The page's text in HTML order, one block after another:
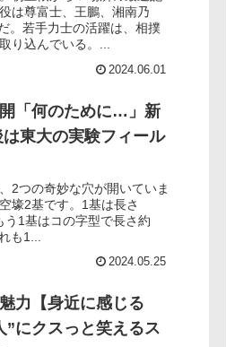
は尊富士、王鵬、湘南乃
。若手力士の活躍は、相撲
り込んでいる。...
2024.06.01
「何のために…」新
東大の実験フィール
2つの奇妙な穴が開いていま
壕2基です。1基は長さ
1基はコの字型で長さ約
も1...
2024.05.25
力【身近に感じる
”にクスっと笑えるス